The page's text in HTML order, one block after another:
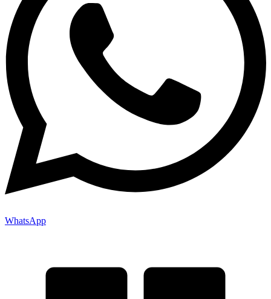
WhatsApp